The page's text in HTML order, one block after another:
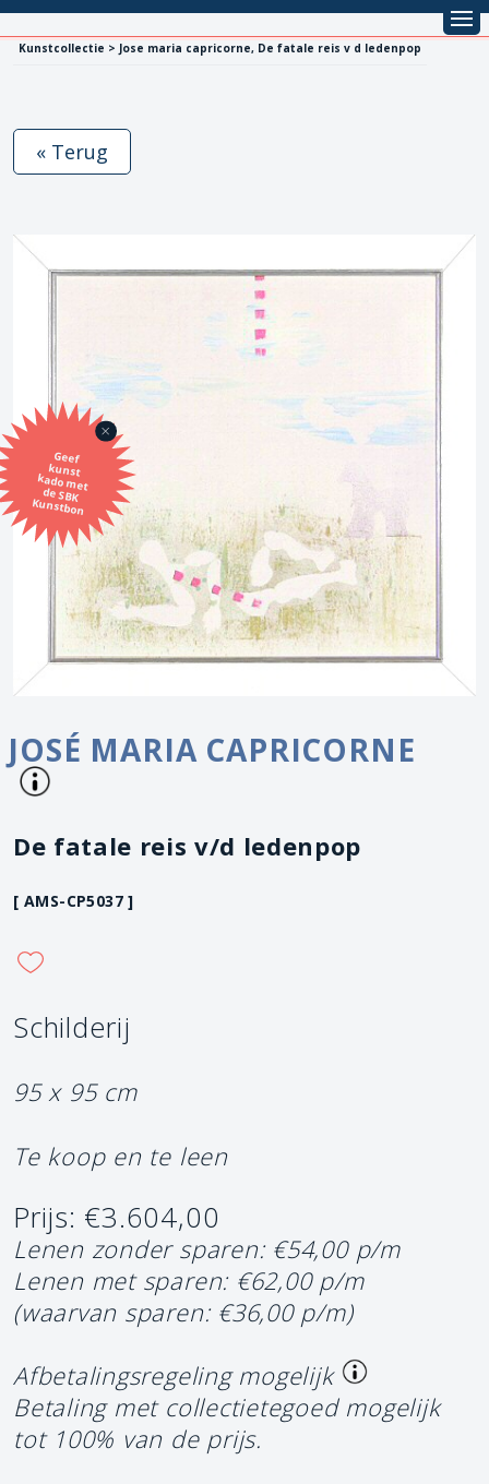
Kunstcollectie > Jose maria capricorne, De fatale reis v d ledenpop
Geef
kunst
kado met
de SBK
Kunstbon
« Terug
JOSÉ MARIA CAPRICORNE
De fatale reis v/d ledenpop
[ AMS-CP5037 ]
Schilderij
95 x 95 cm
Te koop en te leen
Prijs: €3.604,00
Lenen zonder sparen: €54,00 p/m
Lenen met sparen: €62,00 p/m
(waarvan sparen: €36,00 p/m)
Afbetalingsregeling mogelijk
Betaling met collectietegoed mogelijk
tot 100% van de prijs.